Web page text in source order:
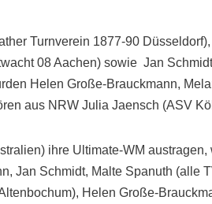
Turnverein 1877-90
08 Aachen) sowie Jan
Helen Große-Brauckmann,
aus NRW Julia Jaensch (ASV
ihre Ultimate-WM
Jan Schmidt, Malte Spanuth (alle
Helen Große-